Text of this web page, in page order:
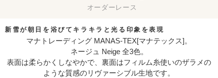
新雪が朝日を浴びてキラキラと光る印象を表現
オーダーレース
マナトレーディング MANAS-TEX[マナテックス]。
ネージュ Neige 全3色。
表面は柔らかくしなやかで、裏面はフィルム糸使いのザラメの
ような質感のリヴァーシブル生地です。